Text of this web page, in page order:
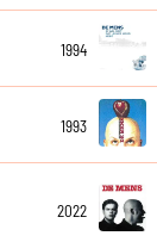
1994
1993
2022